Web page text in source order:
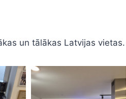
un tālākas Latvijas vietas.